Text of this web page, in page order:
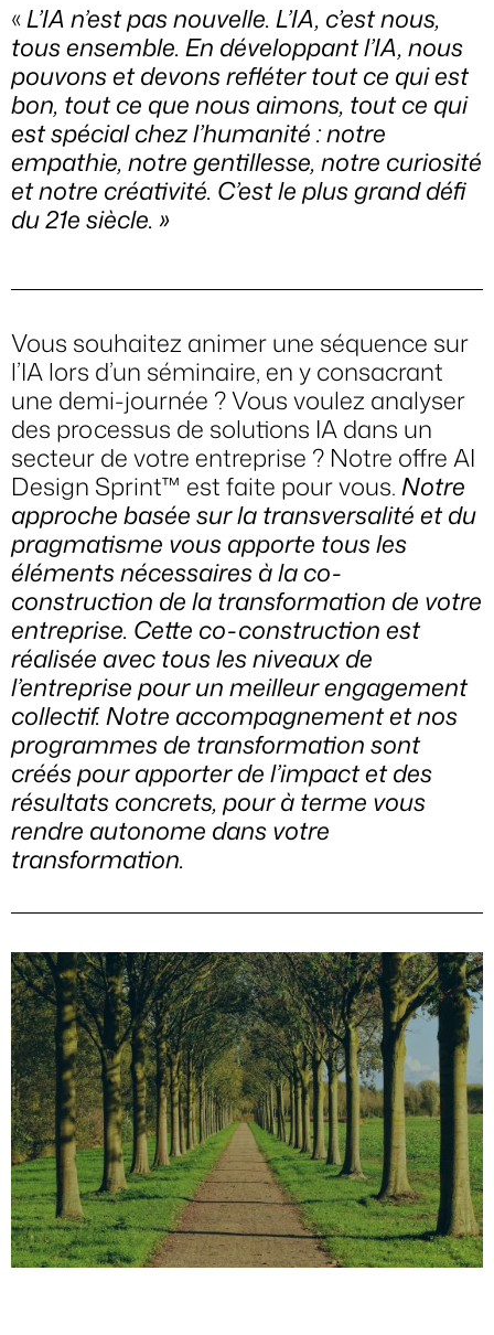
«L’IA n’est pas nouvelle. L’IA, c’est nous,
tous ensemble. En développant l’IA, nous
pouvons et devons refléter tout ce qui est
bon, tout ce que nous aimons, tout ce qui
est spécial chez l’humanité : notre
empathie, notre gentillesse, notre curiosité
et notre créativité. C’est le plus grand défi
du 21e siècle. »
Vous souhaitez animer une séquence sur
l’IA lors d’un séminaire, en y consacrant
une demi-journée ? Vous voulez analyser
des processus de solutions IA dans un
secteur de votre entreprise ? Notre offre AI
Design Sprint™ est faite pour vous.Notre
approche basée sur la transversalité et du
pragmatisme vous apporte tous les
éléments nécessaires à la co-
construction de la transformation de votre
entreprise. Cette co-construction est
réalisée avec tous les niveaux de
l’entreprise pour un meilleur engagement
collectif. Notre accompagnement et nos
programmes de transformation sont
créés pour apporter de l’impact et des
résultats concrets, pour à terme vous
rendre autonome dans votre
transformation.